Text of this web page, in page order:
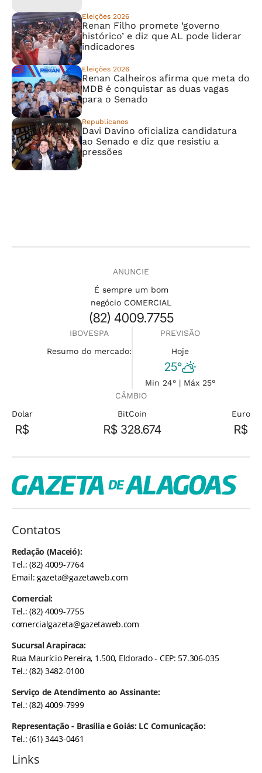
Eleições 2026
Renan Filho promete ‘governo
histórico’ e diz que AL pode liderar
indicadores
Eleições 2026
Renan Calheiros afirma que meta do
MDB é conquistar as duas vagas
para o Senado
Republicanos
Davi Davino oficializa candidatura
ao Senado e diz que resistiu a
pressões
ANUNCIE
É sempre um bom
negócio COMERCIAL
(82) 4009.7755
IBOVESPA
Resumo do mercado:
PREVISÃO
Hoje
25°
Min 24° | Máx 25°
CÂMBIO
Dolar
R$
BitCoin
R$ 328.674
Euro
R$
Contatos
Redação (Maceió):
Tel.: (82) 4009-7764
Email:gazeta@gazetaweb.com
Comercial:
Tel.: (82) 4009-7755
comercialgazeta@gazetaweb.com
Sucursal Arapiraca:
Rua Maurício Pereira, 1.500, Eldorado - CEP: 57.306-035
Tel.: (82) 3482-0100
Serviço de Atendimento ao Assinante:
Tel.: (82) 4009-7999
Representação - Brasília e Goiás: LC Comunicação:
Tel.: (61) 3443-0461
Links